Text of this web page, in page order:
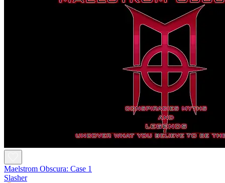
Maelstrom Obscura: Case 1
Slasher